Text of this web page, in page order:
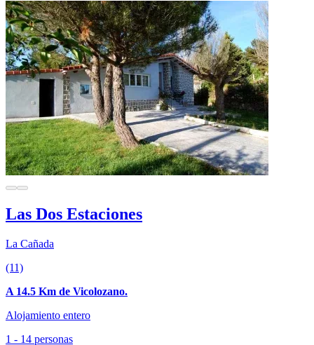
Las Dos Estaciones
La Cañada
(11)
A 14.5 Km de Vicolozano.
Alojamiento entero
1 - 14 personas